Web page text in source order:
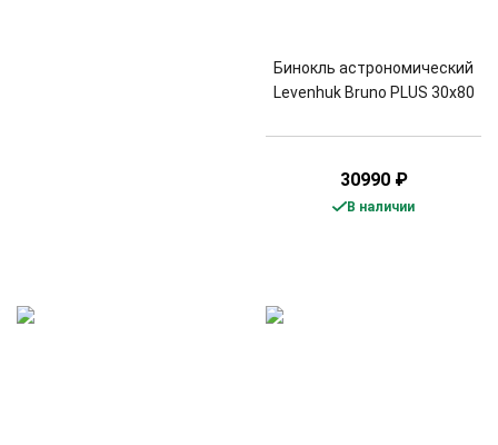
Бинокль астрономический
Levenhuk Bruno PLUS 30x80
30990 ₽
В наличии